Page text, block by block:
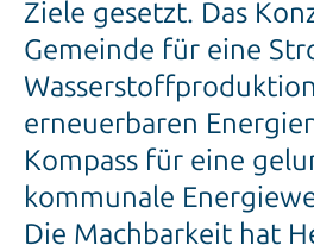
Ziele gesetzt. Das
Gemeinde für eine
erneuerbaren
Kompass für eine
kommunale
Die Machbarkeit hat